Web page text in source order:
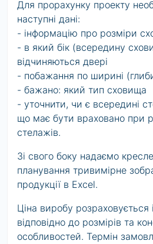
Для прорахунку проекту
наступні дані:
- інформацію про розміри
- в який бік (всередину
відчиняються двері
- побажання по ширині
- бажано: який тип сховища
- уточнити, чи є всередині
що має бути враховано при
стелажів.
Зі свого боку надаємо
планування тривимірне
продукції в Excel.
Ціна виробу розраховується
відповідно до розмірів та
особливостей. Термін